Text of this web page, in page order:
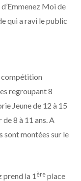
Moi de
qui a ravi le public
compétition
regroupant 8
Jeune de 12 à 15
8 à 11 ans. A
sont montées sur le
prend la 1èreplace